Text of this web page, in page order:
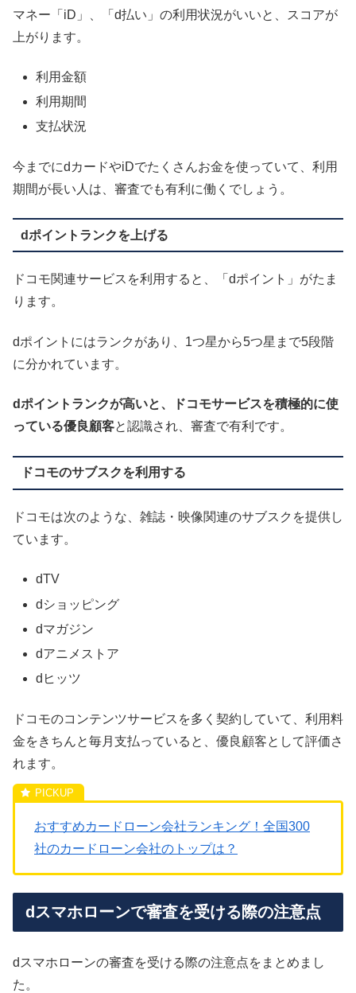
マネー「iD」、「d払い」の利用状況がいいと、スコアが
上がります。
利用金額
利用期間
支払状況
今までにdカードやiDでたくさんお金を使っていて、利用
期間が長い人は、審査でも有利に働くでしょう。
dポイントランクを上げる
ドコモ関連サービスを利用すると、「dポイント」がたま
ります。
dポイントにはランクがあり、1つ星から5つ星まで5段階
に分かれています。
dポイントランクが高いと、ドコモサービスを積極的に使
っている優良顧客と認識され、審査で有利です。
ドコモのサブスクを利用する
ドコモは次のような、雑誌・映像関連のサブスクを提供し
ています。
dTV
dショッピング
dマガジン
dアニメストア
dヒッツ
ドコモのコンテンツサービスを多く契約していて、利用料
金をきちんと毎月支払っていると、優良顧客として評価さ
れます。
おすすめカードローン会社ランキング！全国300
社のカードローン会社のトップは？
dスマホローンで審査を受ける際の注意点
dスマホローンの審査を受ける際の注意点をまとめまし
た。